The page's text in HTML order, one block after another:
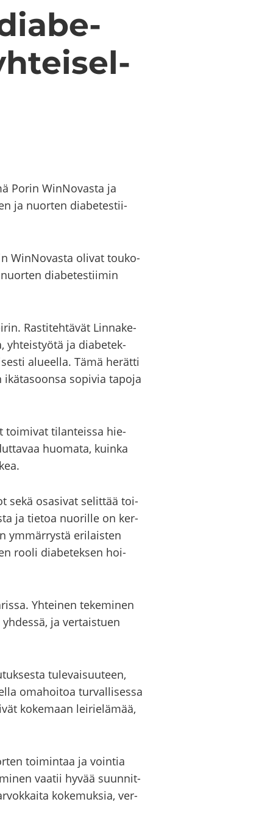
Porin WinNovasta ja
ja nuor­ten dia­be­tes­tii­
WinNovasta oli­vat tou­ko­
dia­be­tes­tii­min
Ras­ti­teh­tä­vät Lin­na­ke­
yh­teis­työ­tä ja dia­be­tek­
alu­eel­la. Tämä he­rät­ti
so­pi­via ta­po­ja
toi­mi­vat ti­lan­teis­sa hie­
huo­ma­ta, kuin­ka
sekä osa­si­vat se­lit­tää toi­
ja tie­toa nuo­ril­le on ker­
ym­mär­rys­tä eri­lais­ten
rooli dia­be­tek­sen hoi­
Yh­tei­nen te­ke­mi­nen
ja ver­tais­tuen
tu­le­vai­suu­teen,
oma­hoi­toa tur­val­li­ses­sa
ko­ke­maan lei­rie­lä­mää,
toi­min­taa ja voin­tia
vaa­tii hyvää suun­nit­
ko­ke­muk­sia, ver­